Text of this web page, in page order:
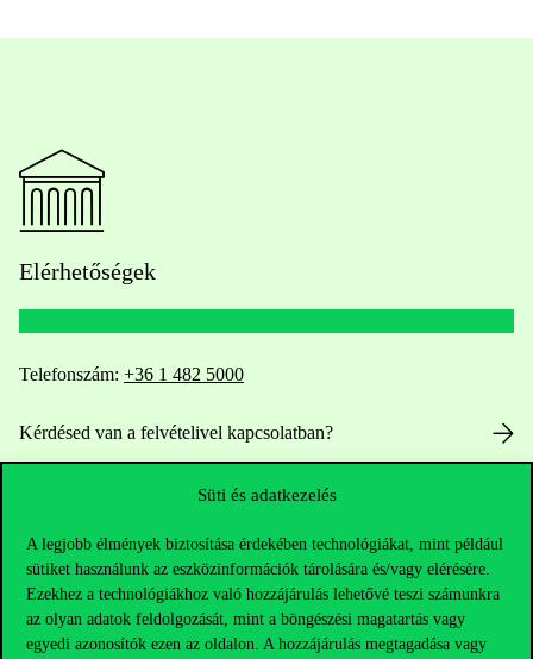
Süti és adatkezelés
A legjobb élmények biztosítása érdekében technológiákat, mint például
sütiket használunk az eszközinformációk tárolására és/vagy elérésére.
Ezekhez a technológiákhoz való hozzájárulás lehetővé teszi számunkra
az olyan adatok feldolgozását, mint a böngészési magatartás vagy
egyedi azonosítók ezen az oldalon. A hozzájárulás megtagadása vagy
Elérhetőségek
Telefonszám: +36 1 482 5000
Kérdésed van a felvételivel kapcsolatban?
HUB jelenlegi hallgatóinknak
Sajtó:press@uni-corvinus.hu